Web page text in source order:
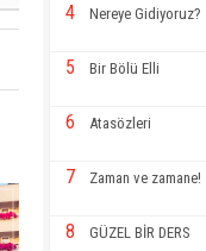
4 Nereye Gidiyoruz?
5 Bir Bölü Elli
6 Atasözleri
7 Zaman ve zamane!
8 GÜZEL BİR DERS